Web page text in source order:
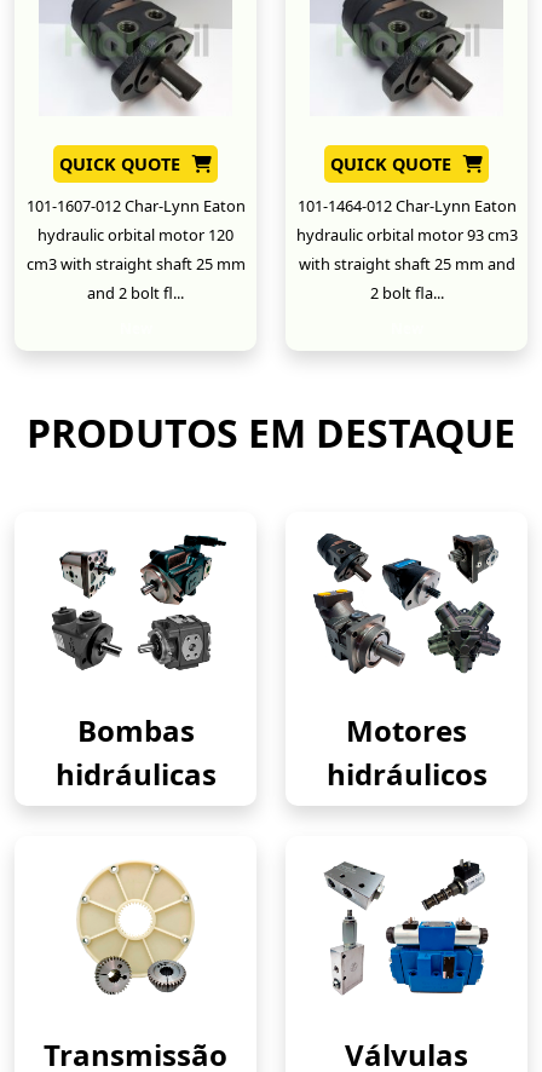
QUICK QUOTE
101-1607-012 Char-Lynn Eaton
hydraulic orbital motor 120
cm3 with straight shaft 25 mm
and 2 bolt fl...
QUICK QUOTE
101-1464-012 Char-Lynn Eaton
hydraulic orbital motor 93 cm3
with straight shaft 25 mm and
2 bolt fla...
PRODUTOS EM DESTAQUE
Bombas
hidráulicas
Motores
hidráulicos
Transmissão Válvulas